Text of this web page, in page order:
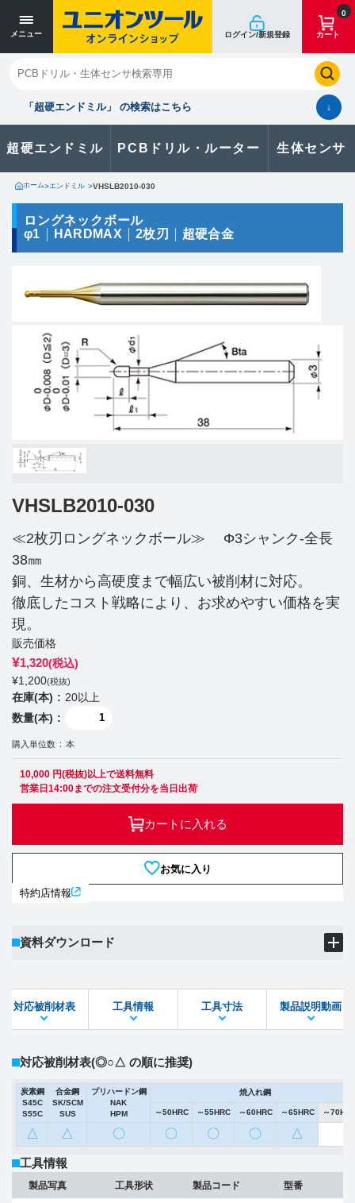
メニュー ログイン/新規登録
0
カート
「超硬エンドミル」 の検索はこちら ↓
超硬エンドミル PCBドリル・ルーター 生体センサ
閉じる
お気に入り クイックオーダー 購入履歴
製品に関するお問い合わせはこちら
カタログ一覧
ホーム>エンドミル >VHSLB2010-030
ロングネックボール
φ1
HARDMAX 2枚刃 超硬合金
VHSLB2010-030
≪2枚刃ロングネックボール≫ Φ3シャンク-全長
38㎜
銅、生材から高硬度まで幅広い被削材に対応。
徹底したコスト戦略により、お求めやすい価格を実
現。
販売価格
¥1,320(税込)
¥1,200(税抜)
在庫(本)
20以上
数量(本)
購入単位数 本
10,000 円(税抜)以上で送料無料
営業日14:00までの注文受付分を当日出荷
カートに入れる
お気に入り
特約店情報
資料ダウンロード
STEPファイル DXFファイル
対応被削材表 工具情報 工具寸法 製品説明動画
対応被削材表(◎○△ の順に推奨)
炭素鋼
S45C
S55C
合金鋼
SK/SCM
SUS
プリハードン鋼
NAK
HPM
焼入れ鋼
～50HRC ～55HRC ～60HRC ～65HRC ～
△ △ 〇 〇 〇 〇 △
工具情報
寸法単位 [mm]
製品写真 工具形状 製品コード 型番
寸法単位 [mm]